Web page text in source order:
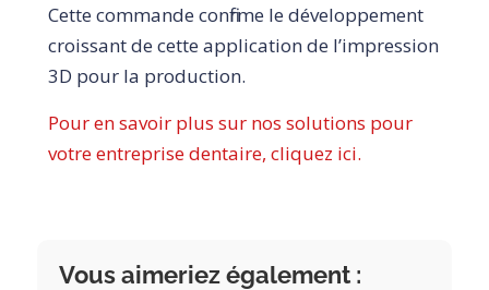
Cette commande confirme le développement
croissant de cette application de l’impression
3D pour la production.
Pour en savoir plus sur nos solutions pour
votre entreprise dentaire, cliquez ici.
Vous aimeriez également :